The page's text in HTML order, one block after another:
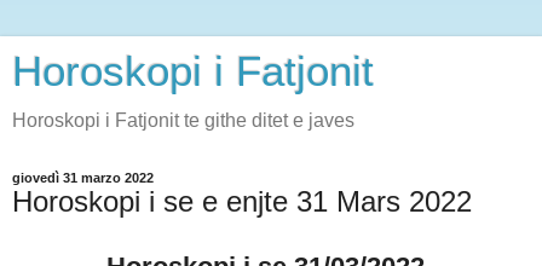
Horoskopi i Fatjonit
Horoskopi i Fatjonit te githe ditet e javes
giovedì 31 marzo 2022
Horoskopi i se e enjte 31 Mars 2022